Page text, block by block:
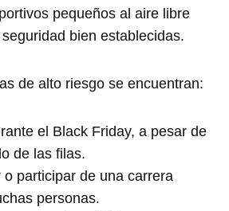
pequeños al aire libre
bien establecidas.
de alto riesgo se encuentran:
el Black Friday, a pesar de
de las filas.
o participar de una carrera
personas.